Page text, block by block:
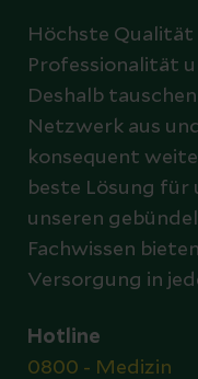
Höchste
Professionalität
Deshalb
Netzwerk aus
konsequent
beste Lösung für
unseren
Fachwissen
Versorgung in
Hotline
0800 - Medizin